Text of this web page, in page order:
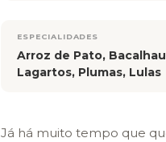
ESPECIALIDADES
Arroz de Pato,
Lagartos, Plumas, Lulas
Já há muito tempo que